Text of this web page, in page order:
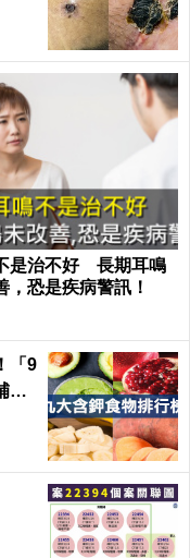
是治不好 長期耳鳴
，恐是疾病警訊！
「9
鉀